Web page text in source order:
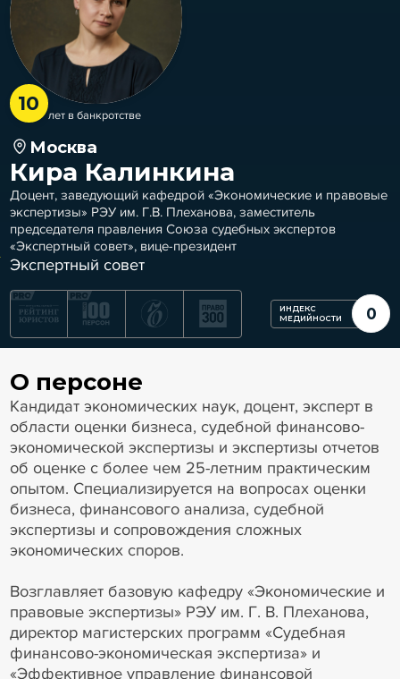
10
лет в банкротстве
Москва
Кира Калинкина
Доцент, заведующий кафедрой «Экономические и правовые
экспертизы» РЭУ им. Г.В. Плеханова, заместитель
председателя правления Союза судебных экспертов
«Экспертный совет», вице-президент
Экспертный совет
ИНДЕКС
МЕДИЙНОСТИ
0
О персоне
Кандидат экономических наук, доцент, эксперт в
области оценки бизнеса, судебной финансово-
экономической экспертизы и экспертизы отчетов
об оценке с более чем 25-летним практическим
опытом. Специализируется на вопросах оценки
бизнеса, финансового анализа, судебной
экспертизы и сопровождения сложных
экономических споров.
Возглавляет базовую кафедру «Экономические и
правовые экспертизы» РЭУ им. Г. В. Плеханова,
директор магистерских программ «Судебная
финансово-экономическая экспертиза» и
«Эффективное управление финансовой